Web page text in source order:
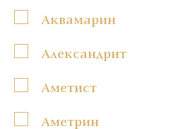
Аквамарин
Александрит
Аметист
Аметрин